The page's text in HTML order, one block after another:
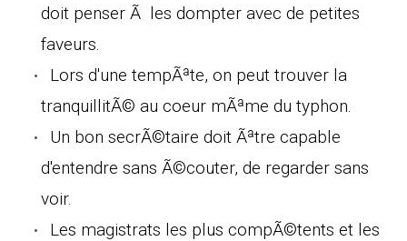
doit penser Ã les dompter avec de petites
faveurs.
Lors d'une tempÃªte, on peut trouver la
tranquillitÃ© au coeur mÃªme du typhon.
Un bon secrÃ©taire doit Ãªtre capable
d'entendre sans Ã©couter, de regarder sans
voir.
Les magistrats les plus compÃ©tents et les